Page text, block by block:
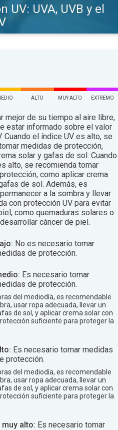
UV: UVA, UVB y el
ALTO MUY ALTO EXTREMO
mejor de su tiempo al aire libre,
estar informado sobre el valor
Cuando el índice UV es alto, se
medidas de protección,
solar y gafas de sol. Cuando
alto, se recomienda tomar
como aplicar crema
de sol. Además, es
a la sombra y llevar
con protección UV para evitar
como quemaduras solares o
cáncer de piel.
No es necesario tomar
de protección.
Es necesario tomar
de protección.
del mediodía, es recomendable
usar ropa adecuada, llevar un
de sol, y aplicar crema solar con
suficiente para proteger la
Es necesario tomar medidas
protección.
del mediodía, es recomendable
usar ropa adecuada, llevar un
de sol, y aplicar crema solar con
suficiente para proteger la
muy alto: Es necesario tomar